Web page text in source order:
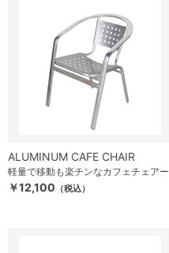
ALUMINUM CAFE CHAIR
軽量で移動も楽チンなカフェチェアー
￥12,100 （税込）